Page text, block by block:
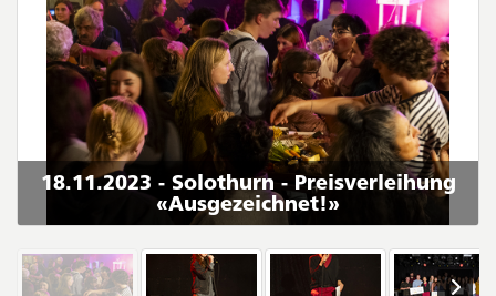
18.11.2023 - Solothurn - Preisverleihung
«Ausgezeichnet!»